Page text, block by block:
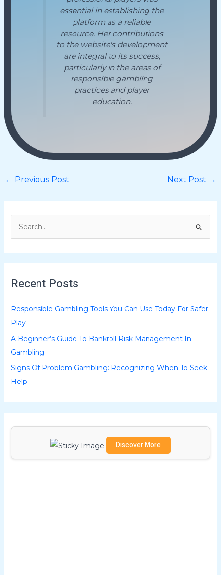
essential in establishing the
platform as a reliable
resource. Her contributions
to the website's development
are integral to its success,
particularly in the areas of
responsible gambling
practices and player
education.
← Previous Post Next Post →
c
f
o
r
:
Recent Posts
Responsible Gambling Tools You Can Use Today For Safer
Play
A Beginner’s Guide To Bankroll Risk Management In
Gambling
Signs Of Problem Gambling: Recognizing When To Seek
Help
Discover More